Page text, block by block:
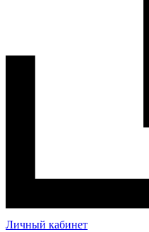
Личный кабинет